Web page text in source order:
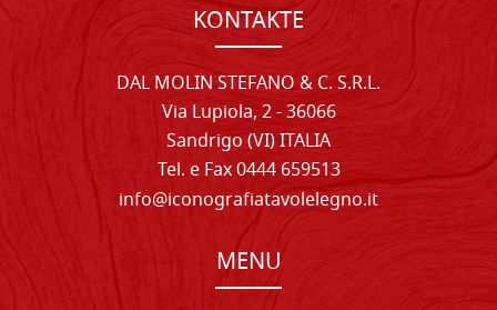
KONTAKTE
DAL MOLIN STEFANO & C. S.R.L.
Via Lupiola, 2 - 36066
Sandrigo (VI) ITALIA
Tel. e Fax 0444 659513
info@iconografiatavolelegno.it
MENU